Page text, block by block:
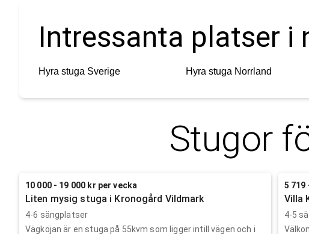
Intressanta platser i
Hyra stuga Sverige Hyra stuga Norrland
Stugor
10 000 - 19 000 kr per vecka
Liten mysig stuga i Kronogård Vildmark
4-6 sängplatser
Vägkojan är en stuga på 55kvm som ligger intill vägen och i
5 719
Villa
4-5